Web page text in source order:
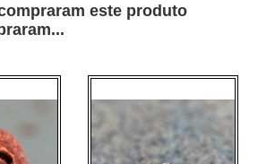
este produto